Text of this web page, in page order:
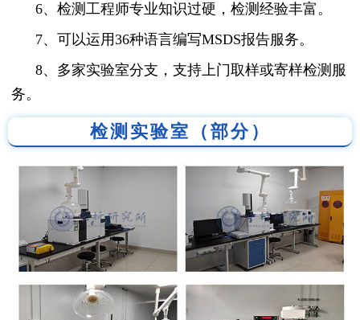
6、检测工程师专业知识过硬，检测经验丰富。
7、可以运用36种语言编写MSDS报告服务。
8、多家实验室分支，支持上门取样或寄样检测服
务。
检测实验室（部分）